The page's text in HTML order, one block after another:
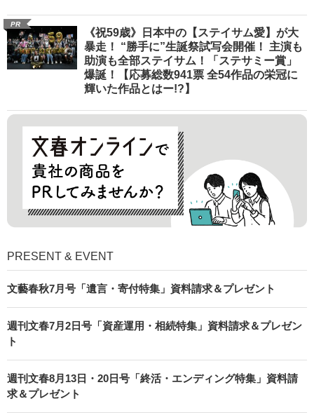
PR
《祝59歳》日本中の【ステイサム愛】が大
暴走！ “勝手に”生誕祭試写会開催！ 主演も
助演も全部ステイサム！「ステサミー賞」
爆誕！【応募総数941票 全54作品の栄冠に
輝いた作品とはー!?】
PRESENT & EVENT
文藝春秋7月号「遺言・寄付特集」資料請求＆プレゼント
週刊文春7月2日号「資産運用・相続特集」資料請求＆プレゼン
ト
週刊文春8月13日・20日号「終活・エンディング特集」資料請
求＆プレゼント